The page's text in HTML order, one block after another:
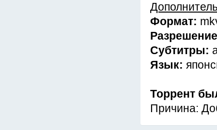
Формат:
Субтитры:
Язык:
Торрент
Причина: